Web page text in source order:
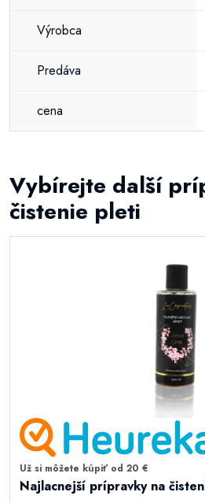
Výrobca
Predáva
cena
Vybírejte další
čistenie pleti
Už si môžete kúpiť od 20 €
Najlacnejší prípravky na